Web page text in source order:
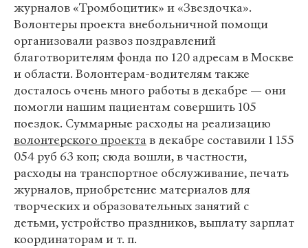
журналов «Тромбоцитик» и «Звездочка».
Волонтеры проекта внебольничной помощи
организовали развоз поздравлений
благотворителям фонда по 120 адресам в Москве
и области. Волонтерам-водителям также
досталось очень много работы в декабре — они
помогли нашим пациентам совершить 105
поездок. Суммарные расходы на реализацию
волонтерского проекта в декабре составили 1 155
054 руб 63 коп; сюда вошли, в частности,
расходы на транспортное обслуживание, печать
журналов, приобретение материалов для
творческих и образовательных занятий с
детьми, устройство праздников, выплату зарплат
координаторам и т. п.